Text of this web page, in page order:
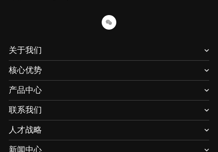
关于我们
核心优势
产品中心
联系我们
人才战略
新闻中心